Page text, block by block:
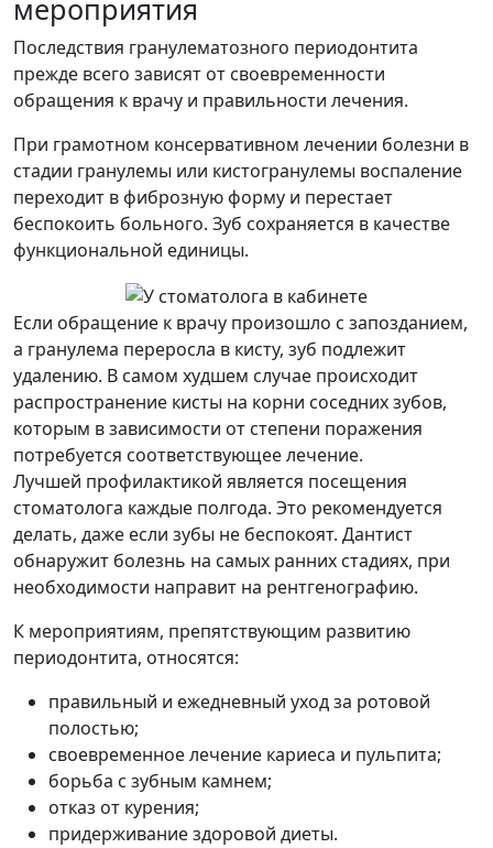
мероприятия
Последствия гранулематозного периодонтита
прежде всего зависят от своевременности
обращения к врачу и правильности лечения.
При грамотном консервативном лечении болезни в
стадии гранулемы или кистогранулемы воспаление
переходит в фиброзную форму и перестает
беспокоить больного. Зуб сохраняется в качестве
функциональной единицы.
Если обращение к врачу произошло с запозданием,
а гранулема переросла в кисту, зуб подлежит
удалению. В самом худшем случае происходит
распространение кисты на корни соседних зубов,
которым в зависимости от степени поражения
потребуется соответствующее лечение.
Лучшей профилактикой является посещения
стоматолога каждые полгода. Это рекомендуется
делать, даже если зубы не беспокоят. Дантист
обнаружит болезнь на самых ранних стадиях, при
необходимости направит на рентгенографию.
К мероприятиям, препятствующим развитию
периодонтита, относятся:
правильный и ежедневный уход за ротовой
полостью;
своевременное лечение кариеса и пульпита;
борьба с зубным камнем;
отказ от курения;
придерживание здоровой диеты.